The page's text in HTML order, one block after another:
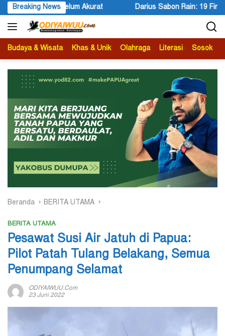
Langsung
ke
konten
Breaking News
Sabon Rain: 19 Finalis Bersaing Memasuki Tahap Presentasi
Budaya & Wisata Khas & Unik Olahraga Literasi Sosok
Beranda BERITA UTAMA
BERITA UTAMA
Pesawat Susi Air Jatuh di Papua:
Pilot Patah Tulang Belakang, Semua
Penumpang Selamat
ODIYAIWUU.com
23 Juni 2022